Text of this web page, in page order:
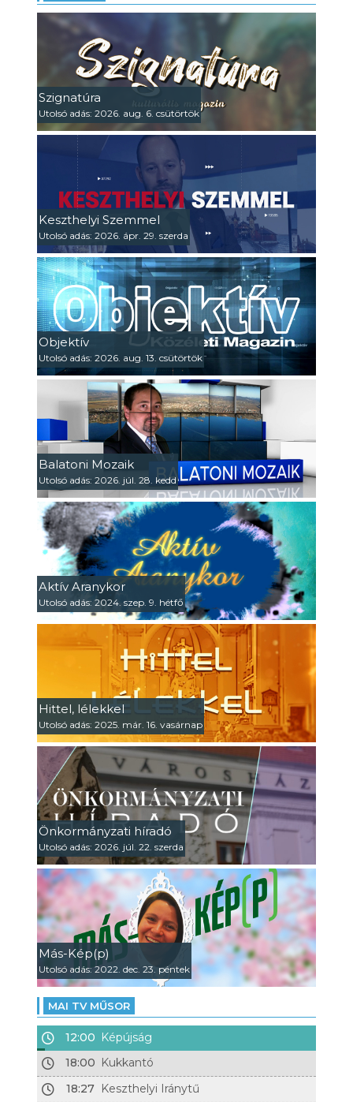
Szignatúra
Utolsó adás: 2026. aug. 6. csütörtök
Keszthelyi Szemmel
Utolsó adás: 2026. ápr. 29. szerda
Objektív
Utolsó adás: 2026. aug. 13. csütörtök
Balatoni Mozaik
Utolsó adás: 2026. júl. 28. kedd
Aktív Aranykor
Utolsó adás: 2024. szep. 9. hétfő
Hittel, lélekkel
Utolsó adás: 2025. már. 16. vasárnap
Önkormányzati híradó
Utolsó adás: 2026. júl. 22. szerda
Más-Kép(p)
Utolsó adás: 2022. dec. 23. péntek
MAI TV MŰSOR
12:00 Képújság
18:00 Kukkantó
18:27 Keszthelyi Iránytű